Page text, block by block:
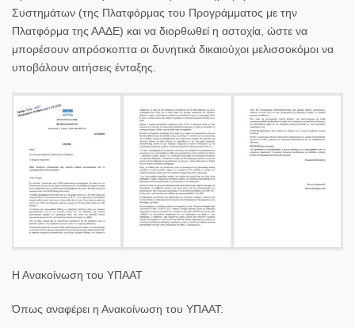
Συστημάτων (της Πλατφόρμας του Προγράμματος με την
Πλατφόρμα της ΑΑΔΕ) και να διορθωθεί η αστοχία, ώστε να
μπορέσουν απρόσκοπτα οι δυνητικά δικαιούχοι μελισσοκόμοι να
υποβάλουν αιτήσεις ένταξης.
Η Ανακοίνωση του ΥΠΑΑΤ
Όπως αναφέρει η Ανακοίνωση του ΥΠΑΑΤ: